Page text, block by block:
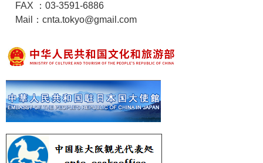
FAX ：03-3591-6886
Mail：cnta.tokyo@gmail.com